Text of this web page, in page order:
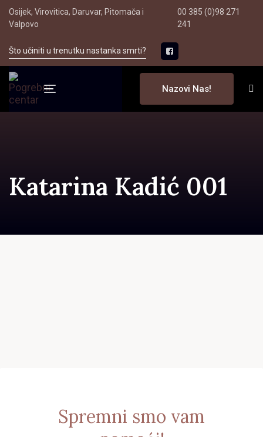
Skip
links
Skip
navigation
Skip
content
Osijek, Virovitica, Daruvar, Pitomača i
Valpovo
00 385 (0)98 271
241
Što učiniti u trenutku nastanka smrti?
Toggle
navigation
Nazovi Nas!
Katarina Kadić 001
Spremni smo vam